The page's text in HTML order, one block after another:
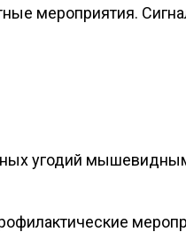
мероприятия.
угодий